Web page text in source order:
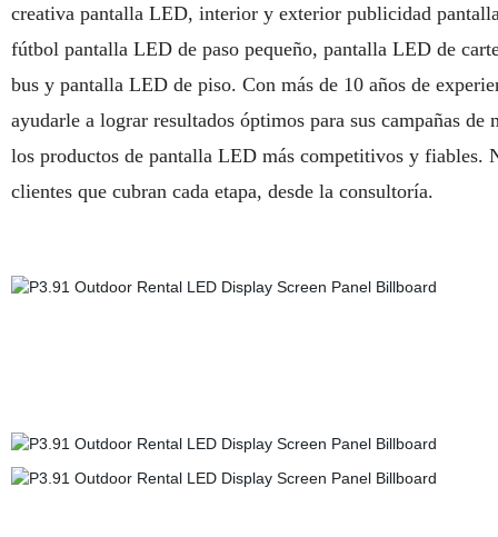
creativa pantalla LED, interior y exterior publicidad
fútbol pantalla LED de paso pequeño, pantalla LED de
bus y pantalla LED de piso. Con más de 10 años de
ayudarle a lograr resultados óptimos para sus campañas
los productos de pantalla LED más competitivos y fiables.
clientes que cubran cada etapa, desde la consultoría.